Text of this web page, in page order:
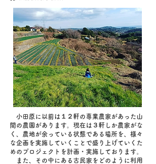
​ 小田原に以前は１２軒の専業農家があった山
間の農園があります。現在は３軒しか農家がな
く、農地が余っている状態である場所を、様々
な企画を実施していくことで盛り上げていくた
めのプロジェクトを計画・実施しております。
また、その中にある古民家をどのように利用